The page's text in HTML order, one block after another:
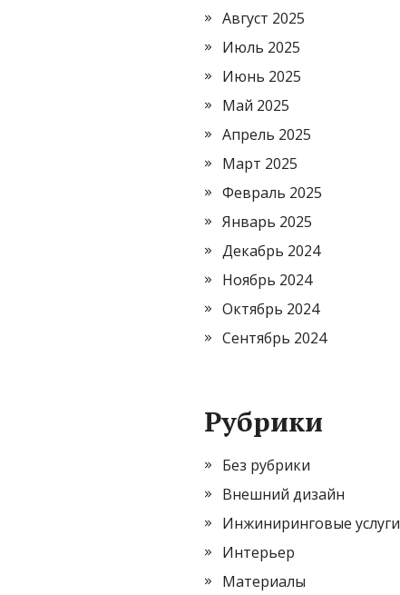
Август 2025
Июль 2025
Июнь 2025
Май 2025
Апрель 2025
Март 2025
Февраль 2025
Январь 2025
Декабрь 2024
Ноябрь 2024
Октябрь 2024
Сентябрь 2024
Рубрики
Без рубрики
Внешний дизайн
Инжиниринговые услуги
Интерьер
Материалы